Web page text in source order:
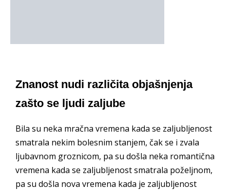
Znanost nudi različita objašnjenja
zašto se ljudi zaljube
Bila su neka mračna vremena kada se zaljubljenost
smatrala nekim bolesnim stanjem, čak se i zvala
ljubavnom groznicom, pa su došla neka romantična
vremena kada se zaljubljenost smatrala poželjnom,
pa su došla nova vremena kada je zaljubljenost